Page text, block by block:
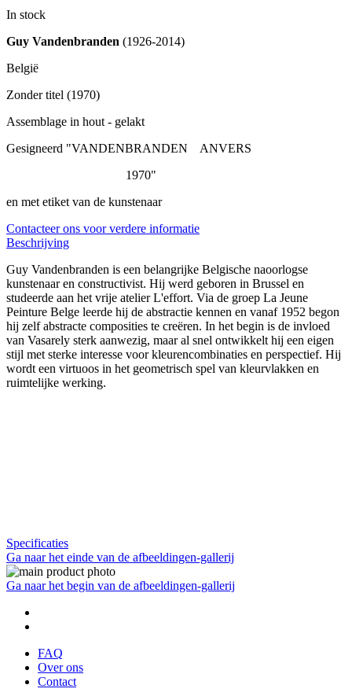
In stock
Guy Vandenbranden (1926-2014)
België
Zonder titel (1970)
Assemblage in hout - gelakt
Gesigneerd "VANDENBRANDEN ANVERS
1970"
en met etiket van de kunstenaar
Contacteer ons voor verdere informatie
Beschrijving
Guy Vandenbranden is een belangrijke Belgische naoorlogse
kunstenaar en constructivist. Hij werd geboren in Brussel en
studeerde aan het vrije atelier L'effort. Via de groep La Jeune
Peinture Belge leerde hij de abstractie kennen en vanaf 1952 begon
hij zelf abstracte composities te creëren. In het begin is de invloed
van Vasarely sterk aanwezig, maar al snel ontwikkelt hij een eigen
stijl met sterke interesse voor kleurencombinaties en perspectief. Hij
wordt een virtuoos in het geometrisch spel van kleurvlakken en
ruimtelijke werking.
Specificaties
Ga naar het einde van de afbeeldingen-gallerij
Ga naar het begin van de afbeeldingen-gallerij
FAQ
Over ons
Contact